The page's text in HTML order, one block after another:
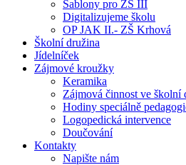
Šablony pro ZŠ III
Digitalizujeme školu
OP JAK II.- ZŠ Krhová
Školní družina
Jídelníček
Zájmové kroužky
Keramika
Zájmová činnost ve školní
Hodiny speciálně
Logopedická intervence
Doučování
Kontakty
Napište nám